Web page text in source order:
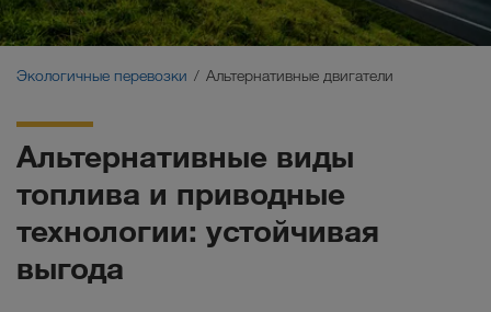
Отрасли
Экологичные перевозки Альтернативные двигатели
Альтернативные виды
топлива и приводные
технологии: устойчивая
выгода